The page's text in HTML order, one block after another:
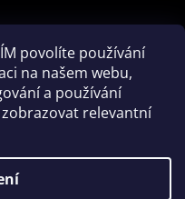
povolíte používání
na našem webu,
a používání
relevantní